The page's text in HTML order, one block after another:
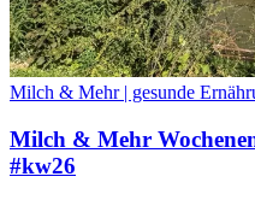
Milch & Mehr | gesunde
Milch & Mehr
#kw26